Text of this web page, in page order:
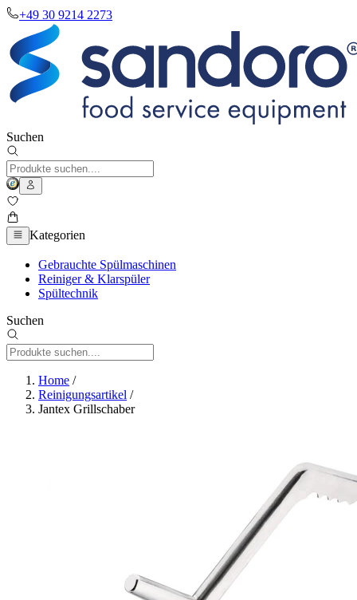
+49 30 9214 2273
Suchen
Kategorien
Gebrauchte Spülmaschinen
Reiniger & Klarspüler
Spültechnik
Suchen
Home /
Reinigungsartikel /
Jantex Grillschaber